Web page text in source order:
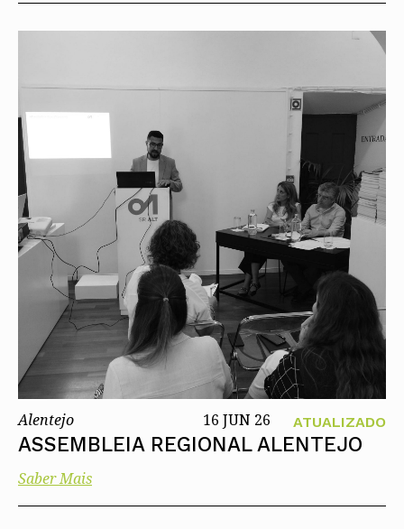
Alentejo 16 JUN 26 ATUALIZADO
ASSEMBLEIA REGIONAL ALENTEJO
Saber Mais